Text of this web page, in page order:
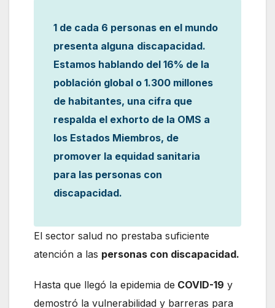
1 de cada 6 personas en el mundo
presenta alguna discapacidad.
Estamos hablando del 16% de la
población global o 1.300 millones
de habitantes, una cifra que
respalda el exhorto de la OMS a
los Estados Miembros, de
promover la equidad sanitaria
para las personas con
discapacidad.
El sector salud no prestaba suficiente
atención a las personas con discapacidad.
Hasta que llegó la epidemia de COVID-19 y
demostró la vulnerabilidad y barreras para